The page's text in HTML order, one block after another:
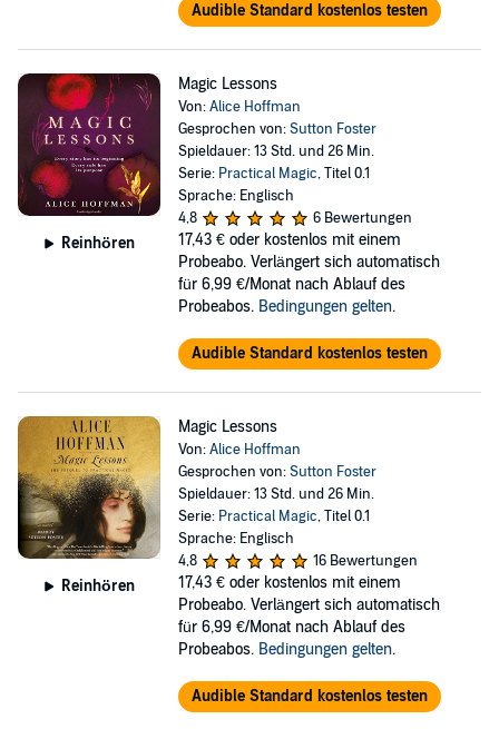
Audible Standard kostenlos testen
Reinhören
Magic Lessons
Von:Alice Hoffman
Gesprochen von:Sutton Foster
Spieldauer: 13 Std. und 26 Min.
Serie: Practical Magic, Titel 0.1
Sprache: Englisch
4,8
6 Bewertungen
17,43 € oder kostenlos mit einem
Probeabo. Verlängert sich automatisch
für 6,99 €/Monat nach Ablauf des
Probeabos. Bedingungen gelten.
Audible Standard kostenlos testen
Reinhören
Magic Lessons
Von:Alice Hoffman
Gesprochen von:Sutton Foster
Spieldauer: 13 Std. und 26 Min.
Serie: Practical Magic, Titel 0.1
Sprache: Englisch
4,8
16 Bewertungen
17,43 € oder kostenlos mit einem
Probeabo. Verlängert sich automatisch
für 6,99 €/Monat nach Ablauf des
Probeabos. Bedingungen gelten.
Audible Standard kostenlos testen